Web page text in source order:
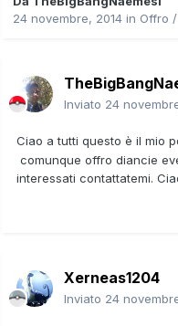
24 novembre, 2014 in Offro
Inviato 24
Ciao a tutti questo è il mio
comunque offro diancie
interessati contattatemi.
Xerneas1204
Inviato 24